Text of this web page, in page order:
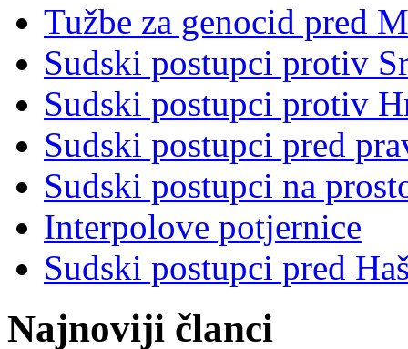
Tužbe za genocid pred
Sudski postupci protiv
Sudski postupci protiv
Sudski postupci pred
Sudski postupci na
Interpolove potjernice
Sudski postupci pred
Najnoviji članci